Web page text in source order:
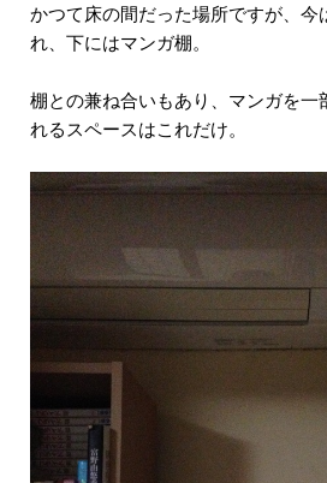
かつて床の間だった場所ですが、今
れ、下にはマンガ棚。
棚との兼ね合いもあり、マンガを一
れるスペースはこれだけ。